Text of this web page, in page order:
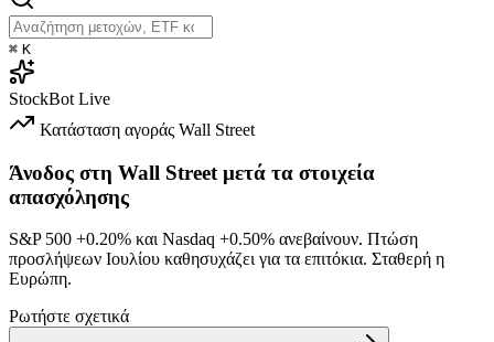
⌘ K
StockBot Live
Κατάσταση αγοράς Wall Street
Άνοδος στη Wall Street μετά τα στοιχεία
απασχόλησης
S&P 500 +0.20% και Nasdaq +0.50% ανεβαίνουν. Πτώση
προσλήψεων Ιουλίου καθησυχάζει για τα επιτόκια. Σταθερή η
Ευρώπη.
Ρωτήστε σχετικά